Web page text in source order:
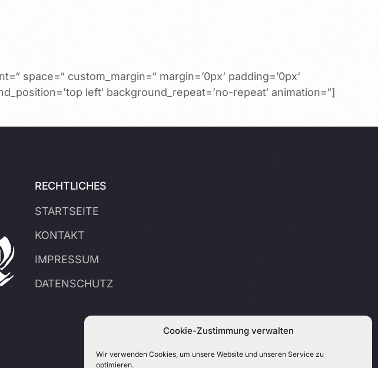
Cookie-Zustimmung verwalten
Wir verwenden Cookies, um unsere Website und unseren Service zu
optimieren.
space=“ custom_margin=“ margin=’0px‘ padding=’0px‘
left‘ background_repeat=’no-repeat‘ animation=“]
RECHTLICHES
STARTSEITE
KONTAKT
IMPRESSUM
DATENSCHUTZ